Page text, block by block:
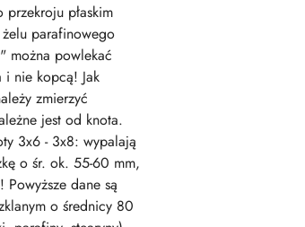
płaskim
żelu parafinowego
można powlekać
nie kopcą! Jak
zmierzyć
jest od knota.
3x6 - 3x8: wypalają
o śr. ok. 55-60 mm,
dane są
o średnicy 80